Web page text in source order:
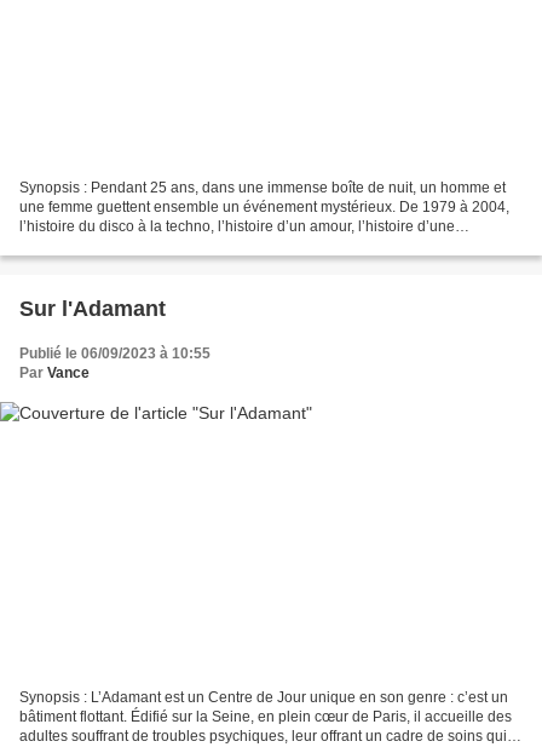
Synopsis : Pendant 25 ans, dans une immense boîte de nuit, un homme et
une femme guettent ensemble un événement mystérieux. De 1979 à 2004,
l’histoire du disco à la techno, l’histoire d’un amour, l’histoire d’une
Sur l'Adamant
Publié le 06/09/2023 à 10:55
Par Vance
Synopsis : L’Adamant est un Centre de Jour unique en son genre : c’est un
bâtiment flottant. Édifié sur la Seine, en plein cœur de Paris, il accueille des
adultes souffrant de troubles psychiques, leur offrant un cadre de soins qui